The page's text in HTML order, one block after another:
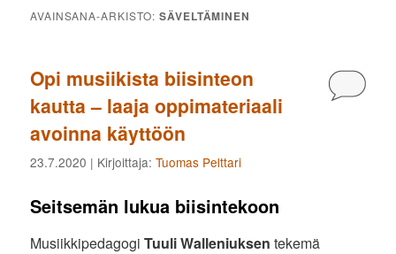
AVAINSANA-ARKISTO:SÄVELTÄMINEN
Opi musiikista biisinteon
kautta – laaja oppimateriaali
avoinna käyttöön
23.7.2020 | Kirjoittaja:Tuomas Pelttari
Seitsemän lukua biisintekoon
MusiikkipedagogiTuuli Walleniuksen tekemä